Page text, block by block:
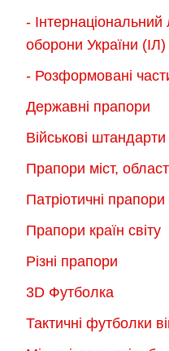
- Інтернаціональний
оборони України (ІЛ)
- Розформовані
Державні прапори
Військові
Прапори міст,
Патріотичні прапори
Прапори країн світу
Різні прапори
3D Футболка
Тактичні футболки